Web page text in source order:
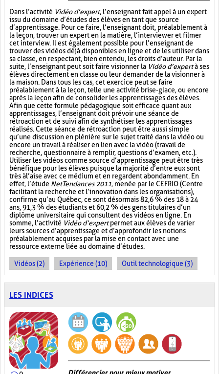
Dans l’activité Vidéo d’expert, l’enseignant fait appel à un expert
issu du domaine d’études des élèves en tant que source
d’apprentissage. Pour ce faire, l’enseignant doit, préalablement à
la leçon, trouver un expert en la matière, l’interviewer et filmer
cet interview. Il est également possible pour l’enseignant de
trouver des vidéos déjà disponibles en ligne et de les utiliser dans
sa classe, en respectant, bien entendu, les droits d’auteur. Par la
suite, l’enseignant peut soit faire visionner la Vidéo d’expertà ses
élèves directement en classe ou leur demander de la visionner à
la maison. Dans tous les cas, cet exercice peut se faire
préalablement à la leçon, telle une activité brise-glace, ou encore
après la leçon afin de consolider les apprentissages des élèves.
Afin que cette formule pédagogique soit efficace quant aux
apprentissages, l’enseignant doit prévoir une séance de
rétroaction et de suivi afin de synthétiser les apprentissages
réalisés. Cette séance de rétroaction peut être aussi simple
qu’une discussion en plénière sur le sujet traité dans la vidéo ou
encore un travail à réaliser en lien avec la vidéo (travail de
recherche, questionnaire à remplir, questions d’examen, etc.).
Utiliser les vidéos comme source d’apprentissage peut être très
bénéfique pour les élèves puisque la majorité d’entre eux sont
très à l’aise avec ce médium et en regardent abondamment. En
effet, l’étude NetTendances 2011, menée par le CEFRIO (Centre
facilitant la recherche et l’innovation dans les organisations),
confirme qu’au Québec, ce sont désormais 82,6 % des 18 à 24
ans, 91,3 % des étudiants et 60,2 % des gens titulaires d’un
diplôme universitaire qui consultent des vidéos en ligne. En
somme, l’activité Vidéo d’expertpermet aux élèves de varier
leurs sources d’apprentissage et d’approfondir les notions
préalablement acquises par la mise en contact avec une
ressource externe liée au domaine d’études.
Vidéos (2) Expérience (10) Outil technologique (3)
LES INDICES